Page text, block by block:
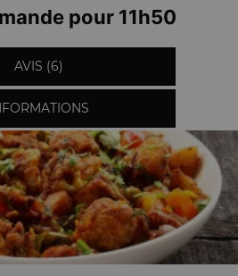
pour 11h50
AVIS (6)